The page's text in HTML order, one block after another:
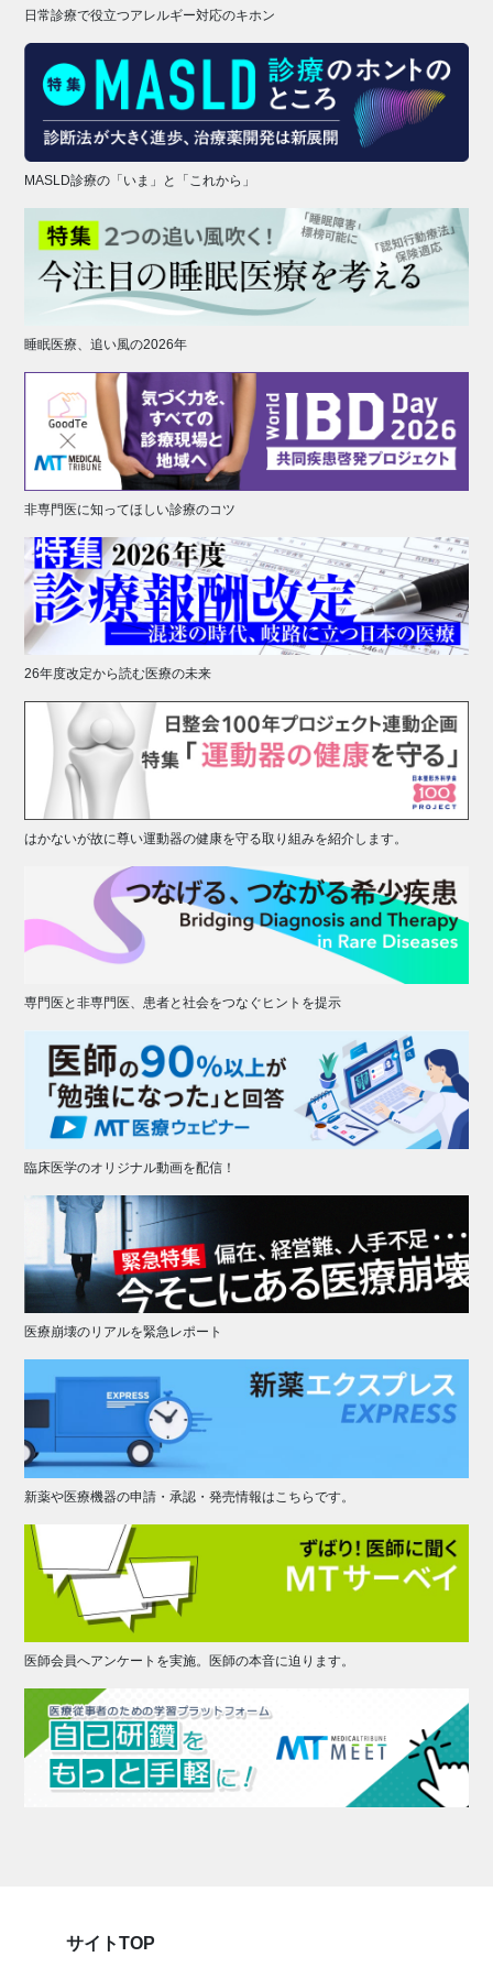
日常診療で役立つアレルギー対応のキホン
MASLD診療の「いま」と「これから」
睡眠医療、追い風の2026年
非専門医に知ってほしい診療のコツ
26年度改定から読む医療の未来
はかないが故に尊い運動器の健康を守る取り組みを紹介します。
専門医と非専門医、患者と社会をつなぐヒントを提示
臨床医学のオリジナル動画を配信！
医療崩壊のリアルを緊急レポート
新薬や医療機器の申請・承認・発売情報はこちらです。
医師会員へアンケートを実施。医師の本音に迫ります。
サイトTOP